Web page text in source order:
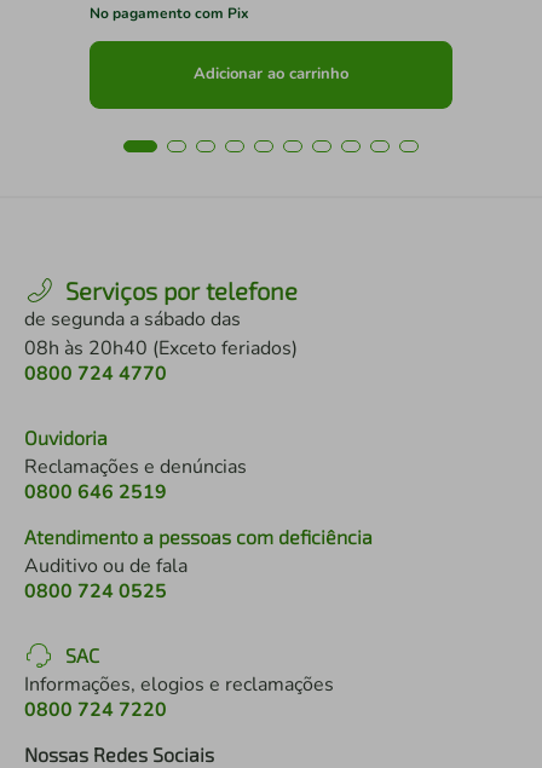
No pagamento com Pix
Adicionar ao carrinho
Serviços por telefone
de segunda a sábado das
08h às 20h40 (Exceto feriados)
0800 724 4770
Ouvidoria
Reclamações e denúncias
0800 646 2519
Atendimento a pessoas com deficiência
Auditivo ou de fala
0800 724 0525
SAC
Informações, elogios e reclamações
0800 724 7220
Nossas Redes Sociais